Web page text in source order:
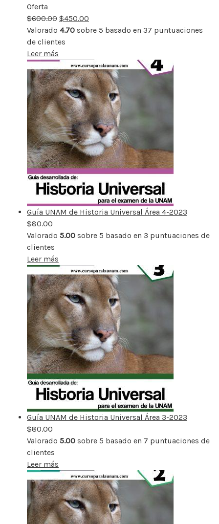
Oferta
rebajado
$600.00 $450.00
Valorado 4.70 sobre 5 basado en 37 puntuaciones
de clientes
Leer más
Guía UNAM de Historia Universal Área 4-2023
$80.00
Valorado 5.00 sobre 5 basado en 3 puntuaciones de
clientes
Leer más
Guía UNAM de Historia Universal Área 3-2023
$80.00
Valorado 5.00 sobre 5 basado en 7 puntuaciones de
clientes
Leer más